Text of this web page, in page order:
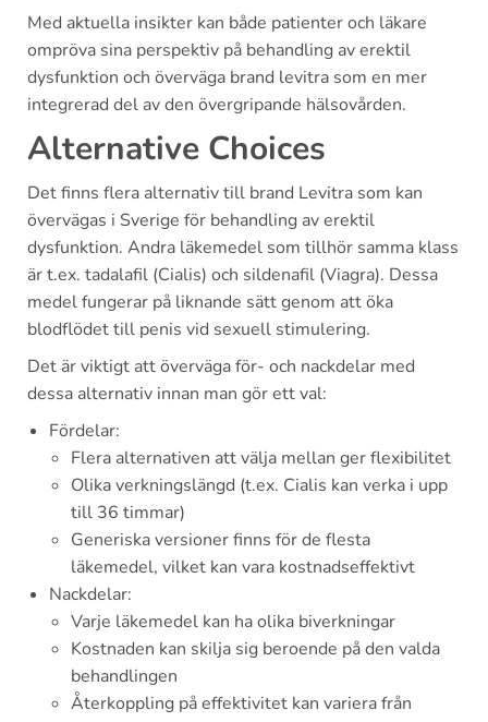
Med aktuella insikter kan både patienter och läkare
ompröva sina perspektiv på behandling av erektil
dysfunktion och överväga brand levitra som en mer
integrerad del av den övergripande hälsovården.
Alternative Choices
Det finns flera alternativ till brand Levitra som kan
övervägas i Sverige för behandling av erektil
dysfunktion. Andra läkemedel som tillhör samma klass
är t.ex. tadalafil (Cialis) och sildenafil (Viagra). Dessa
medel fungerar på liknande sätt genom att öka
blodflödet till penis vid sexuell stimulering.
Det är viktigt att överväga för- och nackdelar med
dessa alternativ innan man gör ett val:
Fördelar:
Flera alternativen att välja mellan ger flexibilitet
Olika verkningslängd (t.ex. Cialis kan verka i upp
till 36 timmar)
Generiska versioner finns för de flesta
läkemedel, vilket kan vara kostnadseffektivt
Nackdelar:
Varje läkemedel kan ha olika biverkningar
Kostnaden kan skilja sig beroende på den valda
behandlingen
Återkoppling på effektivitet kan variera från